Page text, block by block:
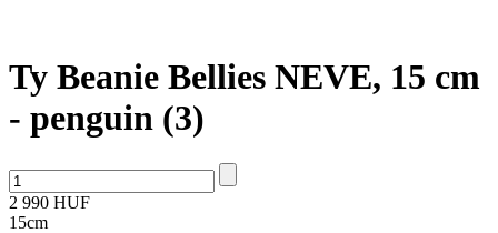
Ty Beanie Bellies NEVE, 15 cm
- penguin (3)
2 990 HUF
15cm